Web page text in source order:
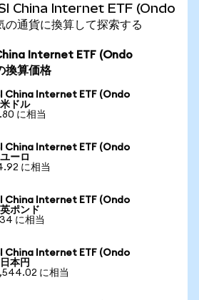
China Internet ETF (Ondo
通貨に換算して探索する
Internet ETF (Ondo
換算価格
China Internet ETF (Ondo
ドル
に相当
China Internet ETF (Ondo
ーロ
に相当
China Internet ETF (Ondo
ポンド
に相当
China Internet ETF (Ondo
本円
に相当